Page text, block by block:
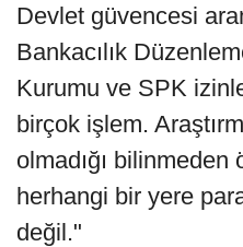
Devlet güvencesi
Bankacılık
Kurumu ve SPK
birçok işlem.
olmadığı
herhangi bir yere
değil."